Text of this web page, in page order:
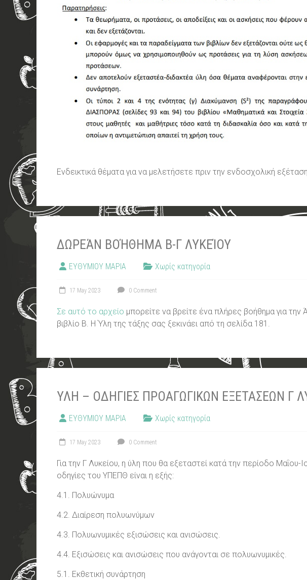
Ενδεικτικά θέματα για να μελετήσετε πριν την ενδοσχολική
ΔΩΡΕΆΝ ΒΟΉΘΗΜΑ Β-Γ ΛΥΚΕΊΟΥ
ΕΥΘΥΜΙΟΥ ΜΑΡΙΑ Χωρίς κατηγορία
17 May 2023 0 Comment
Σε αυτό το αρχείο μπορείτε να βρείτε ένα πλήρες βοήθημα για την
βιβλίο Β. Η Ύλη της τάξης σας ξεκινάει από τη σελίδα 181.
ΥΛΗ – ΟΔΗΓΙΕΣ ΠΡΟΑΓΩΓΙΚΩΝ ΕΞΕΤΑΣΕΩΝ Γ
ΕΥΘΥΜΙΟΥ ΜΑΡΙΑ Χωρίς κατηγορία
17 May 2023 0 Comment
Για την Γ Λυκείου, η ύλη που θα εξεταστεί κατά την περίοδο Μαΐου-
οδηγίες του ΥΠΕΠΘ είναι η εξής:
4.1. Πολυώνυμα
4.2. Διαίρεση πολυωνύμων
4.3. Πολυωνυμικές εξισώσεις και ανισώσεις.
4.4. Εξισώσεις και ανισώσεις που ανάγονται σε πολυωνυμικές.
5.1. Εκθετική συνάρτηση